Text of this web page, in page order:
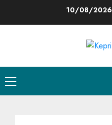
10/08/2026
Primary
Menu